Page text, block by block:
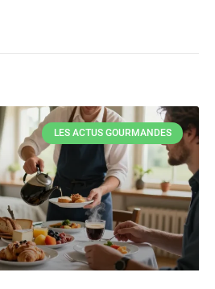
LES ACTUS GOURMANDES